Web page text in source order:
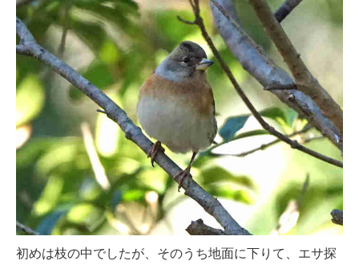
初めは枝の中でしたが、そのうち地面に下りて、エサ探